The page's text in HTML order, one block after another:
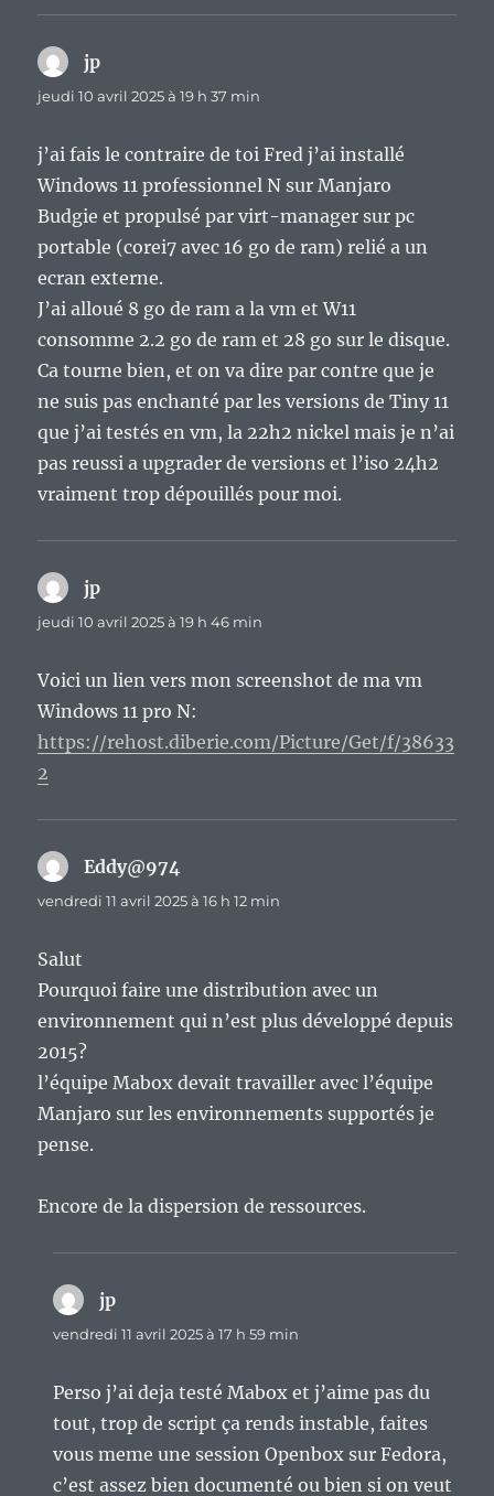
jp
jeudi 10 avril 2025 à 19 h 37 min
j’ai fais le contraire de toi Fred j’ai installé
Windows 11 professionnel N sur Manjaro
Budgie et propulsé par virt-manager sur pc
portable (corei7 avec 16 go de ram) relié a un
ecran externe.
J’ai alloué 8 go de ram a la vm et W11
consomme 2.2 go de ram et 28 go sur le disque.
Ca tourne bien, et on va dire par contre que je
ne suis pas enchanté par les versions de Tiny 11
que j’ai testés en vm, la 22h2 nickel mais je n’ai
pas reussi a upgrader de versions et l’iso 24h2
vraiment trop dépouillés pour moi.
jp
jeudi 10 avril 2025 à 19 h 46 min
Voici un lien vers mon screenshot de ma vm
Windows 11 pro N:
https://rehost.diberie.com/Picture/Get/f/38633
2
Eddy@974
vendredi 11 avril 2025 à 16 h 12 min
Salut
Pourquoi faire une distribution avec un
environnement qui n’est plus développé depuis
2015?
l’équipe Mabox devait travailler avec l’équipe
Manjaro sur les environnements supportés je
pense.
Encore de la dispersion de ressources.
jp
vendredi 11 avril 2025 à 17 h 59 min
Perso j’ai deja testé Mabox et j’aime pas du
tout, trop de script ça rends instable, faites
vous meme une session Openbox sur Fedora,
c’est assez bien documenté ou bien si on veut